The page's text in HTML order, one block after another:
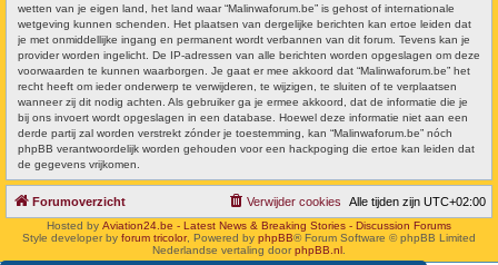
wetten van je eigen land, het land waar “Malinwaforum.be” is gehost of internationale
wetgeving kunnen schenden. Het plaatsen van dergelijke berichten kan ertoe leiden dat
je met onmiddellijke ingang en permanent wordt verbannen van dit forum. Tevens kan je
provider worden ingelicht. De IP-adressen van alle berichten worden opgeslagen om deze
voorwaarden te kunnen waarborgen. Je gaat er mee akkoord dat “Malinwaforum.be” het
recht heeft om ieder onderwerp te verwijderen, te wijzigen, te sluiten of te verplaatsen
wanneer zij dit nodig achten. Als gebruiker ga je ermee akkoord, dat de informatie die je
bij ons invoert wordt opgeslagen in een database. Hoewel deze informatie niet aan een
derde partij zal worden verstrekt zónder je toestemming, kan “Malinwaforum.be” nóch
phpBB verantwoordelijk worden gehouden voor een hackpoging die ertoe kan leiden dat
de gegevens vrijkomen.
Forumoverzicht Alle tijden zijn UTC+02:00
Verwijder cookies
Hosted by Aviation24.be - Latest News & Breaking Stories - Discussion Forums
Style developer by forum tricolor, Powered by phpBB® Forum Software © phpBB Limited
Nederlandse vertaling doorphpBB.nl